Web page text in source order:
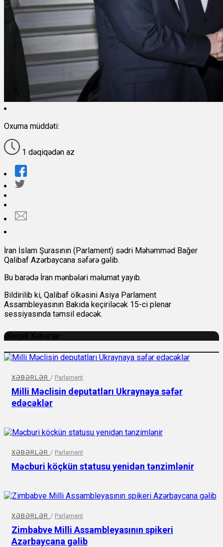
Oxuma müddəti:
1 dəqiqədən az
İran İslam Şurasının (Parlament) sədri Məhəmməd Bağer
Qalibaf Azərbaycana səfərə gəlib.
Bu barədə İran mənbələri məlumat yayıb.
Bildirilib ki, Qalibaf ölkəsini Asiya Parlament
Assambleyasının Bakıda keçiriləcək 15-ci plenar
sessiyasında təmsil edəcək.
Əlaqəli Xəbərlər
XƏBƏRLƏR / Parlament
Milli Məclisin deputatları Ukraynaya səfər
edəcəklər
XƏBƏRLƏR / Parlament
Məcburi köçkün statusu yenidən tənzimlənir
XƏBƏRLƏR / Parlament
Zimbabve Milli Assambleyasının spikeri
Azərbaycana gəlib